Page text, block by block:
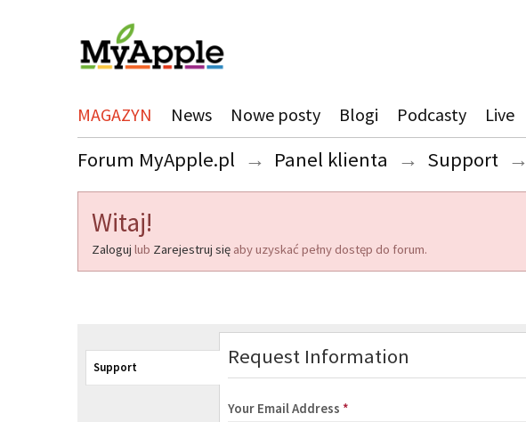
MAGAZYN News Nowe posty Blogi Podcasty Live
Forum MyApple.pl → Panel klienta → Support →
Witaj!
Zaloguj lub Zarejestruj się aby uzyskać pełny dostęp do forum.
Support Request Information
Your Email Address *